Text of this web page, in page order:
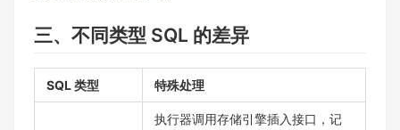
三、不同类型 SQL 的差异
SQL 类型 特殊处理
执行器调用存储引擎插入接口，记